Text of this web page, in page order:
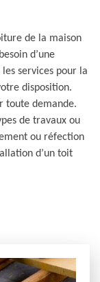
de la maison
d’une
services pour la
disposition.
toute demande.
de travaux ou
ou réfection
d’un toit